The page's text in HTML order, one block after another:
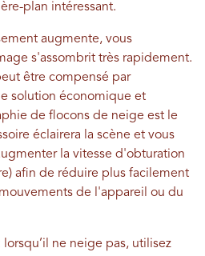
plan intéressant.
augmente, vous
s'assombrit très rapidement.
être compensé par
solution économique et
de flocons de neige est le
éclairera la scène et vous
la vitesse d'obturation
afin de réduire plus facilement
de l'appareil ou du
ne neige pas, utilisez